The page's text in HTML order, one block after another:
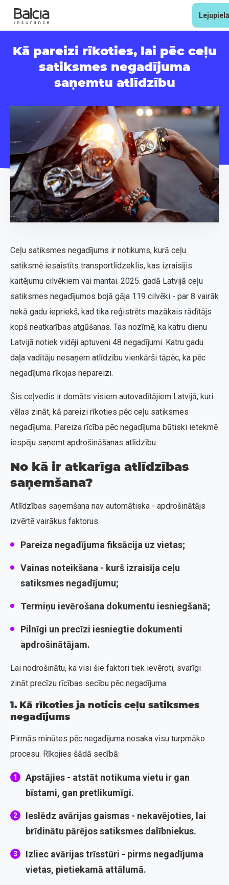
Kā pareizi rīkoties, lai pēc ceļu
satiksmes negadījuma
saņemtu atlīdzību
Ceļu satiksmes negadījums ir notikums, kurā ceļu
satiksmē iesaistīts transportlīdzeklis, kas izraisījis
kaitējumu cilvēkiem vai mantai. 2025. gadā Latvijā ceļu
satiksmes negadījumos bojā gāja 119 cilvēki - par 8 vairāk
nekā gadu iepriekš, kad tika reģistrēts mazākais rādītājs
kopš neatkarības atgūšanas. Tas nozīmē, ka katru dienu
Latvijā notiek vidēji aptuveni 48 negadījumi. Katru gadu
daļa vadītāju nesaņem atlīdzību vienkārši tāpēc, ka pēc
negadījuma rīkojas nepareizi.
Šis ceļvedis ir domāts visiem autovadītājiem Latvijā, kuri
vēlas zināt, kā pareizi rīkoties pēc ceļu satiksmes
negadījuma. Pareiza rīcība pēc negadījuma būtiski ietekmē
iespēju saņemt apdrošināšanas atlīdzību.
No kā ir atkarīga atlīdzības
saņemšana?
Atlīdzības saņemšana nav automātiska - apdrošinātājs
izvērtē vairākus faktorus:
Pareiza negadījuma fiksācija uz vietas;
Vainas noteikšana - kurš izraisīja ceļu
satiksmes negadījumu;
Termiņu ievērošana dokumentu iesniegšanā;
Pilnīgi un precīzi iesniegtie dokumenti
apdrošinātājam.
Lai nodrošinātu, ka visi šie faktori tiek ievēroti, svarīgi
zināt precīzu rīcības secību pēc negadījuma.
1. Kā rīkoties ja noticis ceļu satiksmes
negadījums
Pirmās minūtes pēc negadījuma nosaka visu turpmāko
procesu. Rīkojies šādā secībā:
Apstājies - atstāt notikuma vietu ir gan
bīstami, gan pretlikumīgi.
Ieslēdz avārijas gaismas - nekavējoties, lai
brīdinātu pārējos satiksmes dalībniekus.
Izliec avārijas trīsstūri - pirms negadījuma
vietas, pietiekamā attālumā.